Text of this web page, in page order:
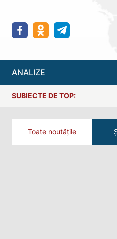
ANALIZE
SUBIECTE DE TOP:
Toate noutățile